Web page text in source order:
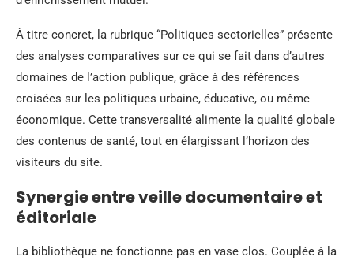
À titre concret, la rubrique “Politiques sectorielles” présente
des analyses comparatives sur ce qui se fait dans d’autres
domaines de l’action publique, grâce à des références
croisées sur les politiques urbaine, éducative, ou même
économique. Cette transversalité alimente la qualité globale
des contenus de santé, tout en élargissant l’horizon des
visiteurs du site.
Synergie entre veille documentaire et
éditoriale
La bibliothèque ne fonctionne pas en vase clos. Couplée à la